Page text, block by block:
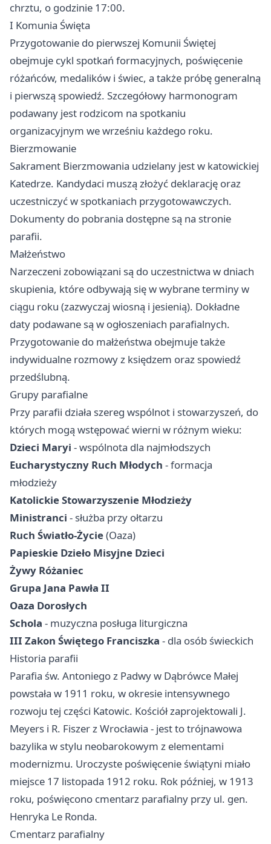
chrztu, o godzinie 17:00.
I Komunia Święta
Przygotowanie do pierwszej Komunii Świętej
obejmuje cykl spotkań formacyjnych, poświęcenie
różańców, medalików i świec, a także próbę generalną
i pierwszą spowiedź. Szczegółowy harmonogram
podawany jest rodzicom na spotkaniu
organizacyjnym we wrześniu każdego roku.
Bierzmowanie
Sakrament Bierzmowania udzielany jest w katowickiej
Katedrze. Kandydaci muszą złożyć deklarację oraz
uczestniczyć w spotkaniach przygotowawczych.
Dokumenty do pobrania dostępne są na stronie
parafii.
Małżeństwo
Narzeczeni zobowiązani są do uczestnictwa w dniach
skupienia, które odbywają się w wybrane terminy w
ciągu roku (zazwyczaj wiosną i jesienią). Dokładne
daty podawane są w ogłoszeniach parafialnych.
Przygotowanie do małżeństwa obejmuje także
indywidualne rozmowy z księdzem oraz spowiedź
przedślubną.
Grupy parafialne
Przy parafii działa szereg wspólnot i stowarzyszeń, do
których mogą wstępować wierni w różnym wieku:
Dzieci Maryi - wspólnota dla najmłodszych
Eucharystyczny Ruch Młodych - formacja
młodzieży
Katolickie Stowarzyszenie Młodzieży
Ministranci - służba przy ołtarzu
Ruch Światło-Życie(Oaza)
Papieskie Dzieło Misyjne Dzieci
Żywy Różaniec
Grupa Jana Pawła II
Oaza Dorosłych
Schola - muzyczna posługa liturgiczna
III Zakon Świętego Franciszka - dla osób świeckich
Historia parafii
Parafia św. Antoniego z Padwy w Dąbrówce Małej
powstała w 1911 roku, w okresie intensywnego
rozwoju tej części Katowic. Kościół zaprojektowali J.
Meyers i R. Fiszer z Wrocławia - jest to trójnawowa
bazylika w stylu neobarokowym z elementami
modernizmu. Uroczyste poświęcenie świątyni miało
miejsce 17 listopada 1912 roku. Rok później, w 1913
roku, poświęcono cmentarz parafialny przy ul. gen.
Henryka Le Ronda.
Cmentarz parafialny